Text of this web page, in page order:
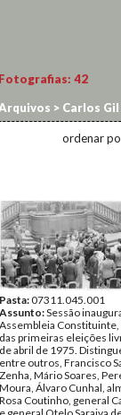
Fotografias: 42
> Carlos Gil
ordenar
Pasta:07311.045.001
Assunto:Sessão
Assembleia
das primeiras eleições
de abril de 1975.
entre outros, Francisco
Zenha, Mário Soares,
Moura, Álvaro Cunhal,
Rosa Coutinho, general